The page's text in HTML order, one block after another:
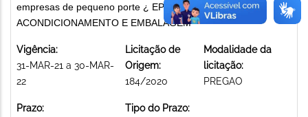
empresas de pequeno porte ¿ EPP. MATERIAIS DE
ACONDICIONAMENTO E EMBALAGEM
Vigência:
31-MAR-21 a 30-MAR-
22
Licitação de
Origem:
184/2020
Modalidade da
licitação:
PREGAO
Prazo:
Tipo do Prazo: